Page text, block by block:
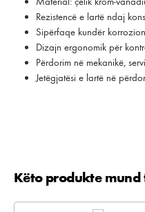
Rezistencë e lartë ndaj
Sipërfaqe kundër
Dizajn ergonomik për
Përdorim në mekanikë,
Jetëgjatësi e lartë në
Kalo galerinë e produktit
Këto produkte mund